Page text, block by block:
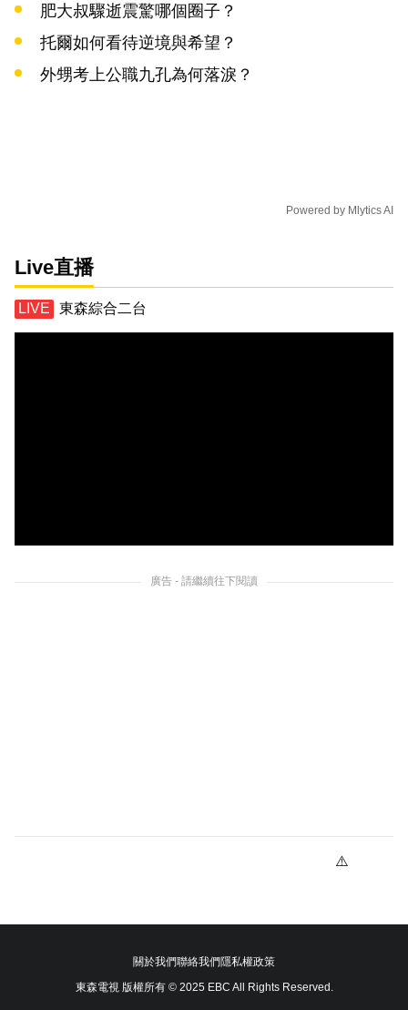
肥大叔驟逝震驚哪個圈子？
托爾如何看待逆境與希望？
外甥考上公職九孔為何落淚？
Powered by Mlytics AI
Live直播
東森綜合二台
廣告 - 請繼續往下閱讀
關於我們聯絡我們隱私權政策
東森電視 版權所有 © 2025 EBC All Rights Reserved.